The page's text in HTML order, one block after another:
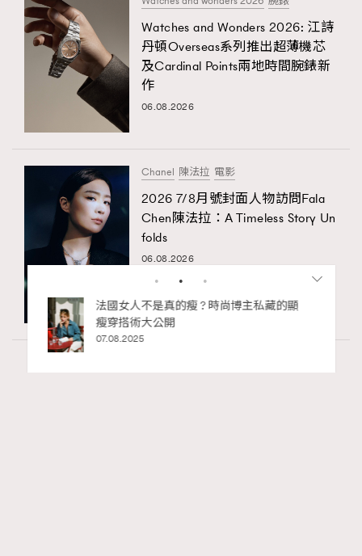
Watches and Wonders 2026: 江詩
丹頓Overseas系列推出超薄機芯
及Cardinal Points兩地時間腕錶新
作
06.08.2026
Chanel 陳法拉 電影
2026 7/8月號封面人物訪問Fala
Chen陳法拉：A Timeless Story Un
folds
06.08.2026
別再用酒精消毒皮革！6個清潔手袋小技
巧，讓你更愛惜你的手袋
02.06.2025